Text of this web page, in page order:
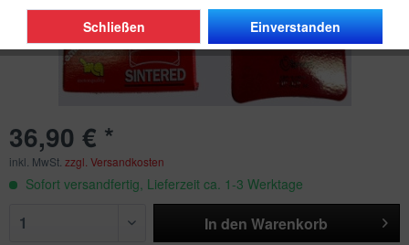
36,90 € *
inkl. MwSt. zzgl. Versandkosten
Sofort versandfertig, Lieferzeit ca. 1-3 Werktage
In den Warenkorb
Einverstanden
Schließen